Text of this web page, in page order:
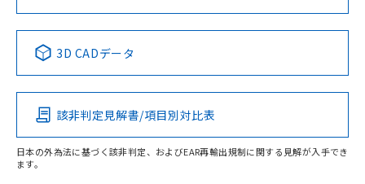
上、n: 20mm以上
検出領域
Pb Hg Cd Cr(VI)
O
No No No No
この製品の規格認証/適合状況ページへ
その他の認証はこちらのページからご検索ください
3D CADデータ
該非判定見解書/項目別対比表
日本の外為法に基づく該非判定、およびEAR再輸出規制に関する見解が入手でき
ます。